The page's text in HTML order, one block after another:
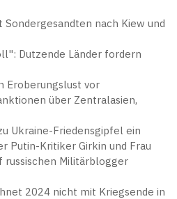
Sondergesandten nach Kiew und
Dutzende Länder fordern
Eroberungslust vor
über Zentralasien,
Ukraine-Friedensgipfel ein
Putin-Kritiker Girkin und Frau
russischen Militärblogger
2024 nicht mit Kriegsende in